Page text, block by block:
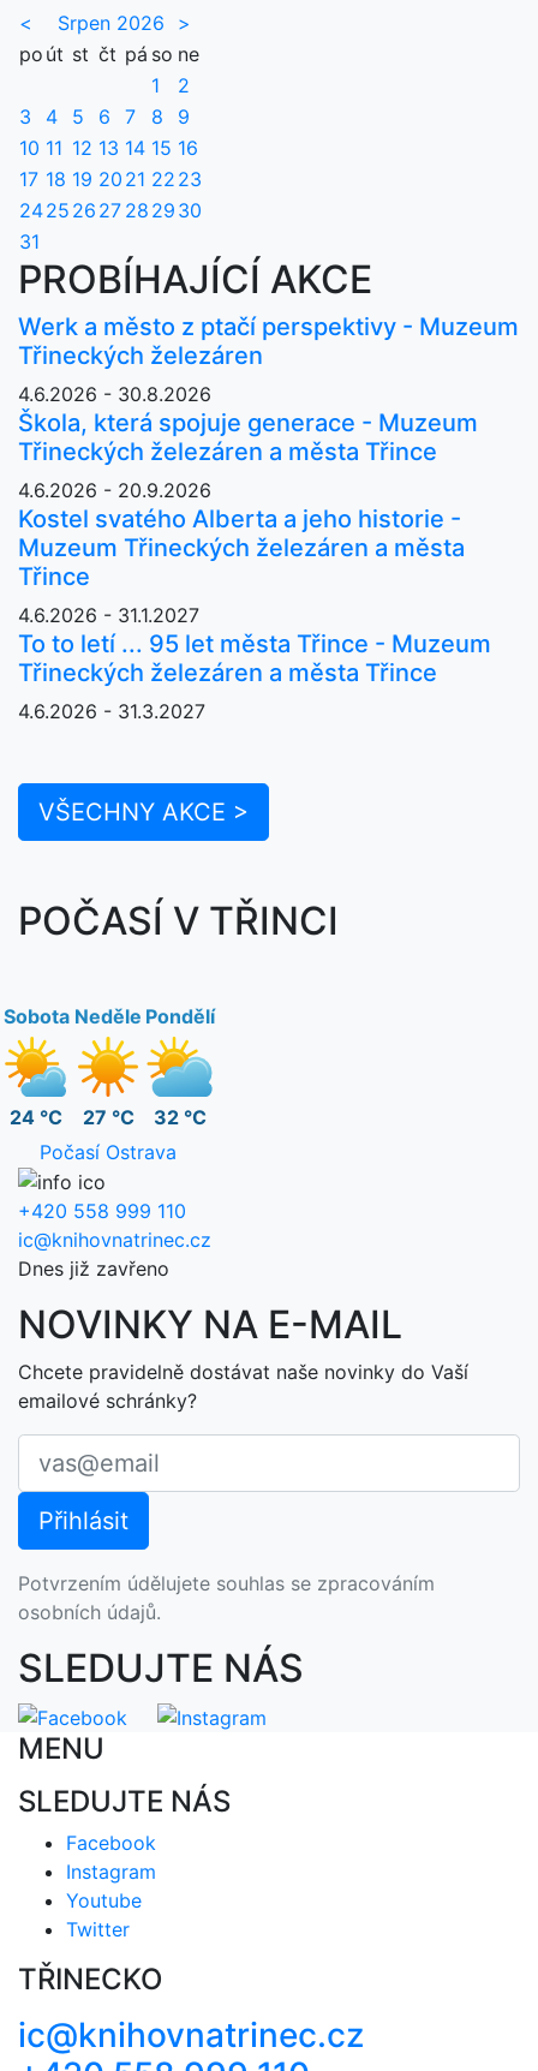
< Srpen 2026
>
po út st čt pá so ne
1
2
3
4 5 6 7 8
9
10 11 12 13 14 15 16
17 18 19 20 21 22 23
2425 26 27 28 29 30
31
PROBÍHAJÍCÍ AKCE
Werk a město z ptačí perspektivy - Muzeum
Třineckých železáren
4.6.2026 - 30.8.2026
Škola, která spojuje generace - Muzeum
Třineckých železáren a města Třince
4.6.2026 - 20.9.2026
Kostel svatého Alberta a jeho historie -
Muzeum Třineckých železáren a města
Třince
4.6.2026 - 31.1.2027
To to letí ... 95 let města Třince - Muzeum
Třineckých železáren a města Třince
4.6.2026 - 31.3.2027
VŠECHNY AKCE >
POČASÍ V TŘINCI
Sobota
24 °C
Neděle
27 °C
Pondělí
32 °C
Počasí Ostrava
+420 558 999 110
ic@knihovnatrinec.cz
Dnes již zavřeno
NOVINKY NA E-MAIL
Chcete pravidelně dostávat naše novinky do Vaší
emailové schránky?
Potvrzením údělujete souhlas se zpracováním
osobních údajů.
SLEDUJTE NÁS
MENU
SLEDUJTE NÁS
Facebook
Instagram
Youtube
Twitter
TŘINECKO
ic@knihovnatrinec.cz